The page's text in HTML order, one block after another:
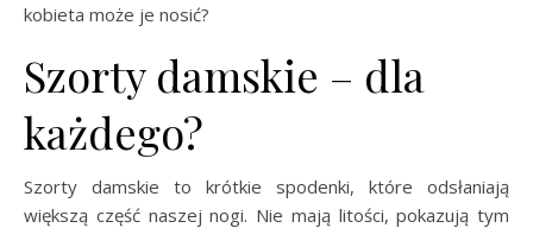
kobieta może je nosić?
Szorty damskie – dla
każdego?
Szorty damskie to krótkie spodenki, które odsłaniają
większą część naszej nogi. Nie mają litości, pokazują tym